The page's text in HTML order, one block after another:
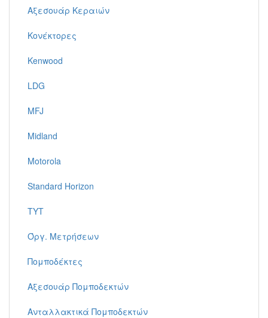
Αξεσουάρ Κεραιών
Κονέκτορες
Kenwood
LDG
MFJ
Midland
Motorola
Standard Horizon
TYT
Όργ. Μετρήσεων
Πομποδέκτες
Αξεσουάρ Πομποδεκτών
Ανταλλακτικά Πομποδεκτών